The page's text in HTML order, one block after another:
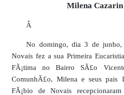
Milena Cazarin
Â
No domingo, dia 3 de junho,
Novais fez a sua Primeira
FÃ¡tima no Bairro SÃ£o
ComunhÃ£o, Milena e seus pais
FÃ¡bio de Novais